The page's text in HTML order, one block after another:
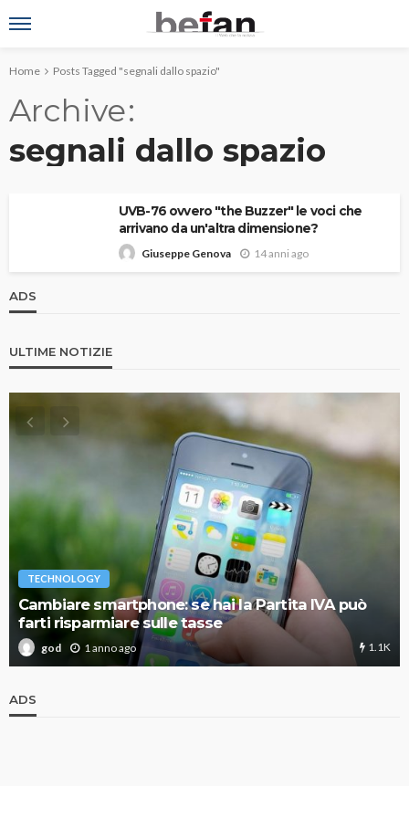
Home Posts Tagged "segnali dallo spazio"
Archive
segnali dallo spazio
UVB-76 ovvero "the Buzzer" le voci che
arrivano da un'altra dimensione?
Giuseppe Genova 14 anni ago
ADS
ULTIME NOTIZIE
TECHNOLOGY
Cambiare smartphone: se hai la Partita IVA può
farti risparmiare sulle tasse
god 1 anno ago 1.1K
ADS